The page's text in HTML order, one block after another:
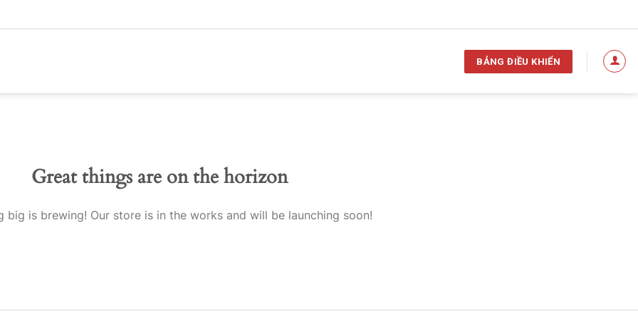
BẢNG ĐIỀU KHIỂN
Great things are on the horizon
big is brewing! Our store is in the works and will be launching soon!